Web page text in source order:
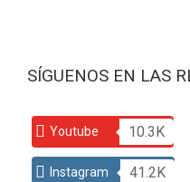
SÍGUENOS EN LAS
Youtube 10.3K
Instagram 41.2K